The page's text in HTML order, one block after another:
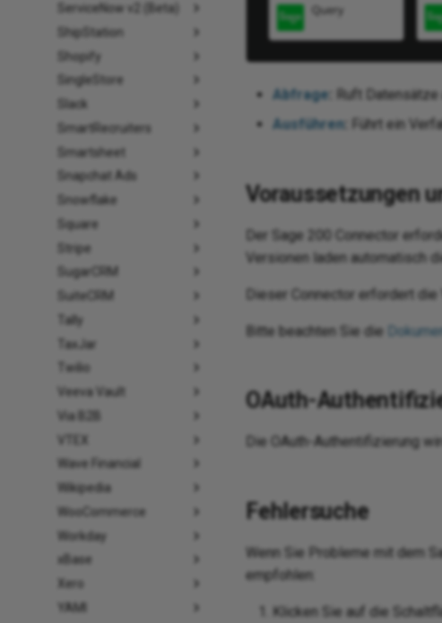
ServiceNow v2 (Beta)
ShipStation
Shopify
SingleStore
Slack
SmartRecruiters
Smartsheet
Snapchat Ads
Snowflake
Square
Stripe
SugarCRM
SuiteCRM
Tally
TaxJar
Twilio
Veeva Vault
Via B2B
VTEX
Wave Financial
Wikipedia
WooCommerce
Workday
xBase
Xero
YAMI
Abfrage
Ruft
Ausführen: Führt ein
Voraussetzungen
Der Sage 200 Connector
Versionen laden automatisch
Dieser Connector erfordert
Bitte beachten Sie die
OAuth-
Die OAuth-Authentifizierung
Fehlersuche
Wenn Sie Probleme mit dem
empfohlen:
Klicken Sie auf die